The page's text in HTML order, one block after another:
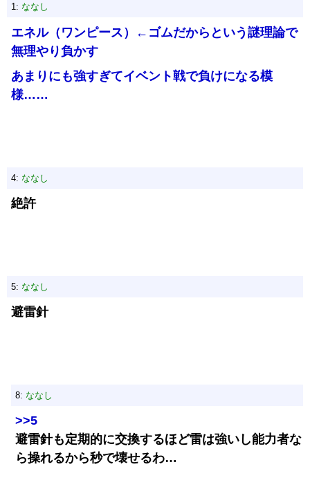
1: ななし
エネル（ワンピース）←ゴムだからという謎理論で
無理やり負かす
あまりにも強すぎてイベント戦で負けになる模
様……
4: ななし
絶許
5: ななし
避雷針
8: ななし
>>5
避雷針も定期的に交換するほど雷は強いし能力者な
ら操れるから秒で壊せるわ…